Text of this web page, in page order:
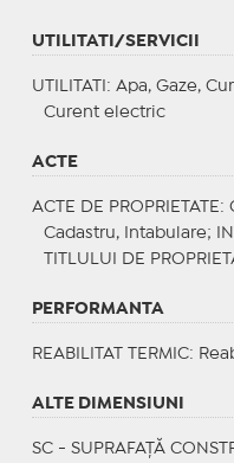
UTILITATI/SERVICII
UTILITATI : Apa, Gaze,
Curent electric
ACTE
ACTE DE PROPRIETATE :
Cadastru, Intabulare;
TITLULUI DE
PERFORMANTA
REABILITAT TERMIC:
ALTE DIMENSIUNI
SC - SUPRAFAȚĂ